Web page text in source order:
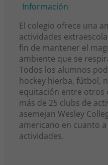
Información
El colegio ofrece una
actividades
fin de mantener el
ambiente que se
Todos los alumnos
hockey hierba, fútbol,
equitación entre otros
más de 25 clubs de
asemejan Wesley
americano en cuanto
actividades.